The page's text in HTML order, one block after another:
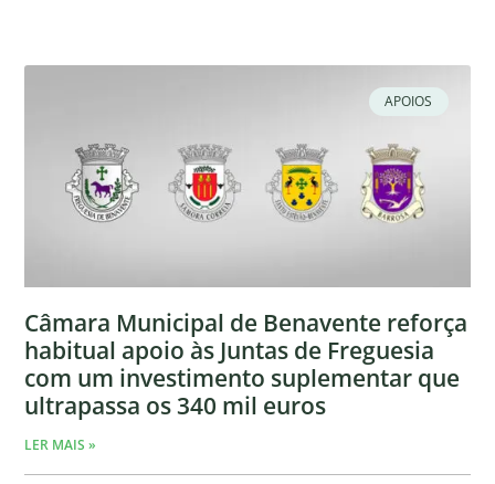
APOIOS
Câmara Municipal de Benavente reforça
habitual apoio às Juntas de Freguesia
com um investimento suplementar que
ultrapassa os 340 mil euros
LER MAIS »